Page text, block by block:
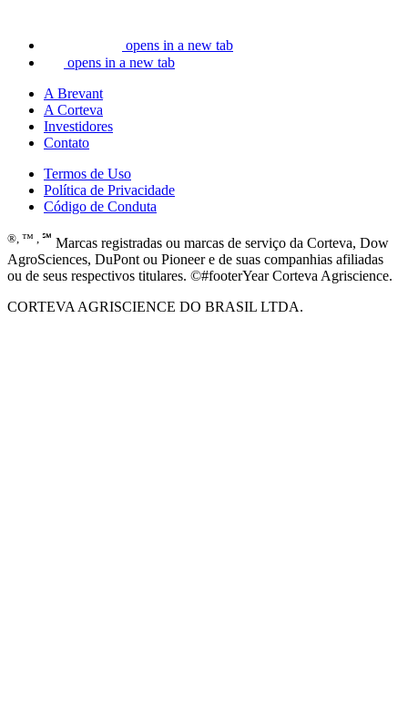
opens in a new tab
opens in a new tab
A Brevant
A Corteva
Investidores
Contato
Termos de Uso
Política de Privacidade
Código de Conduta
®, ™ , ℠ Marcas registradas ou marcas de serviço da Corteva, Dow
AgroSciences, DuPont ou Pioneer e de suas companhias afiliadas
ou de seus respectivos titulares. ©#footerYear Corteva Agriscience.
CORTEVA AGRISCIENCE DO BRASIL LTDA.